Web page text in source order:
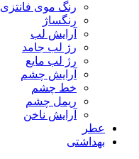
رنگ موی فانتزی
رنگساژ
آرایش لب
رژ لب جامد
رژ لب مایع
آرایش چشم
خط چشم
ریمل چشم
آرایش ناخن
عطر
بهداشتی